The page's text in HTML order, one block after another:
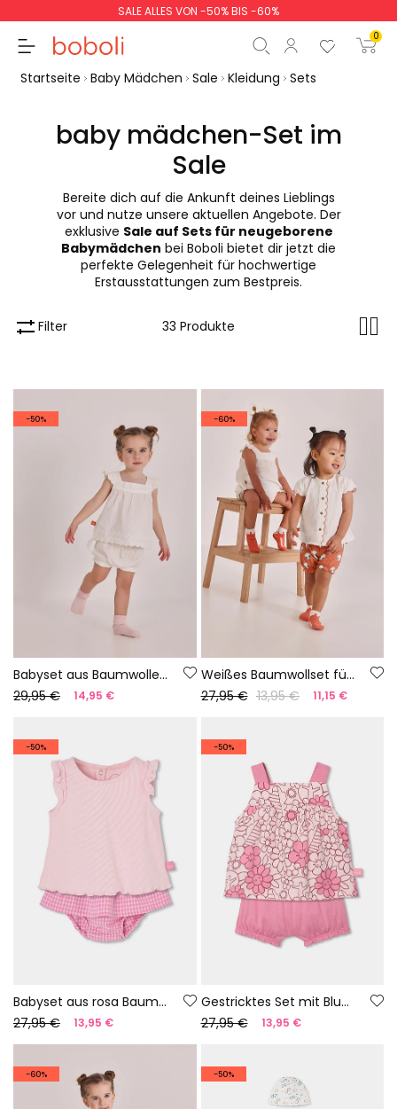
SALE ALLES VON -50% BIS -60%
0
Gesamtbetrag 0,00 €
weiter Start der Bestellung
Startseite Baby Mädchen Sale Kleidung Sets
baby mädchen-Set im
Sale
Bereite dich auf die Ankunft deines Lieblings
vor und nutze unsere aktuellen Angebote. Der
exklusive Sale auf Sets für neugeborene
Babymädchen bei Boboli bietet dir jetzt die
perfekte Gelegenheit für hochwertige
Erstausstattungen zum Bestpreis.
Filter 33 Produkte
-50%
Babyset aus Baumwolle in Weiß
29,95 €
14,95 €
-60%
Weißes Baumwollset für Babys
27,95 € 13,95 € 11,15 €
-50%
Babyset aus rosa Baumwolle
27,95 €
13,95 €
-50%
Gestricktes Set mit Blumenmuster
27,95 €
13,95 €
-60% -50%